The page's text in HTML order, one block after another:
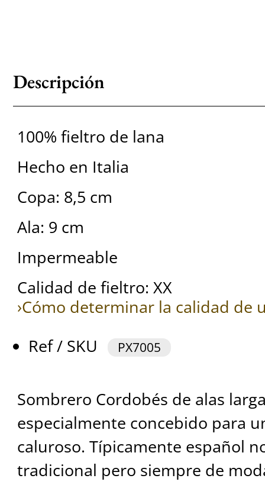
Descripción
100% fieltro de lana
Hecho en Italia
Copa: 8,5 cm
Ala: 9 cm
Impermeable
Calidad de fieltro: XX
›Cómo determinar la calidad de
Ref / SKU
PX7005
Sombrero Cordobés de alas
especialmente concebido para
caluroso. Típicamente español
tradicional pero siempre de